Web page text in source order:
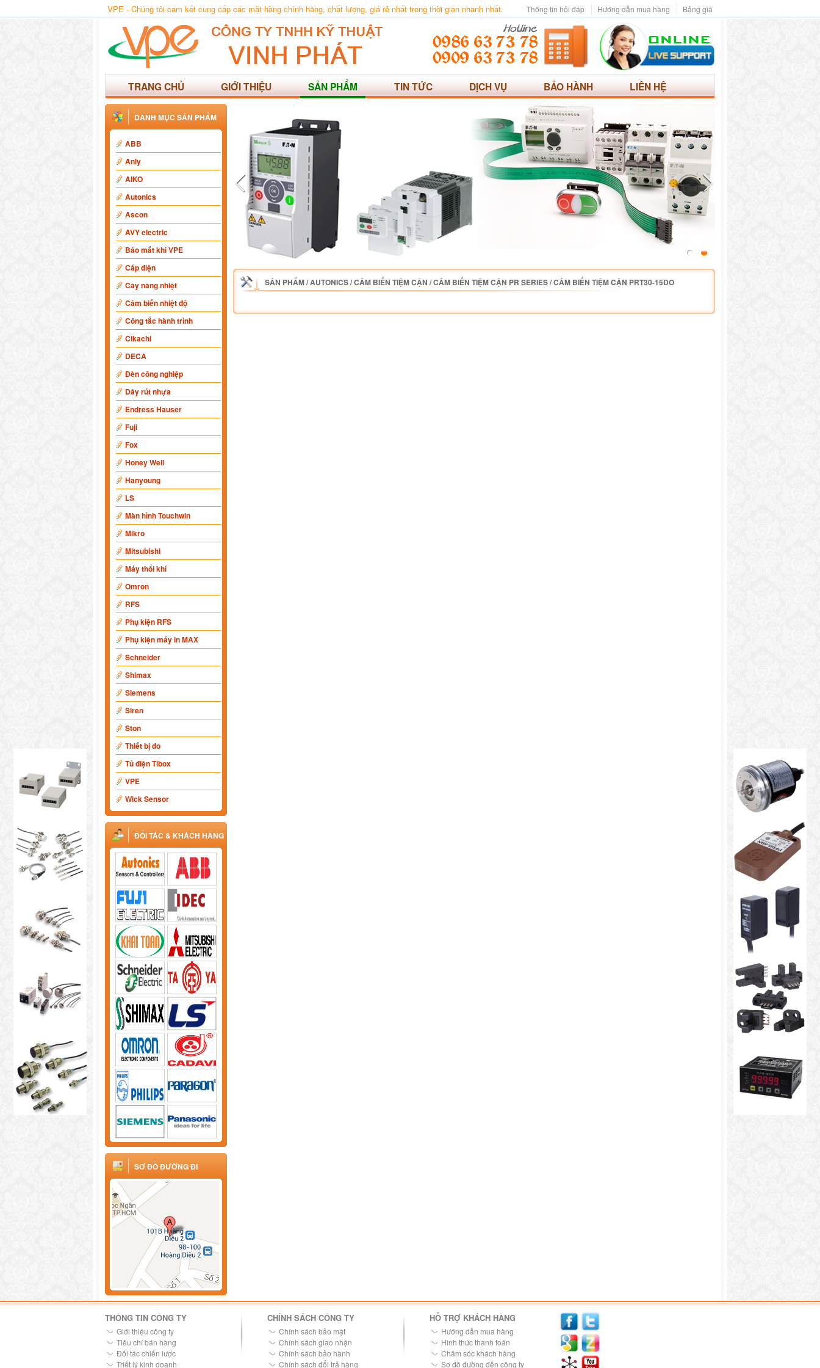
VPE - Chúng tôi cam kết cung cấp các mặt hàng chính hãng, chất lượng, giá rẻ nhất trong thời gian nhanh nhất. Bảng giá
Hướng dẫn mua hàng
Thông tin hỏi đáp
TRANG CHỦ GIỚI THIỆU SẢN PHẨM TIN TỨC DỊCH VỤ BẢO HÀNH LIÊN HỆ
DANH MỤC SẢN PHẨM
ABB
Anly
AIKO
Autonics
Ascon
AVY electric
Báo mất khí VPE
Cáp điện
Cây nâng nhiệt
Cảm biến nhiệt độ
Công tắc hành trình
Cikachi
DECA
Đèn công nghiệp
Dây rút nhựa
Endress Hauser
Fuji
Fox
Honey Well
Hanyoung
LS
Màn hình Touchwin
Mikro
Mitsubishi
Máy thổi khí
Omron
RFS
Phụ kiện RFS
Phụ kiện máy in MAX
Schneider
Shimax
Siemens
Siren
Ston
Thiết bị đo
Tủ điện Tibox
VPE
Wick Sensor
ĐỐI TÁC & KHÁCH HÀNG
SƠ ĐỒ ĐƯỜNG ĐI
SẢN PHẨM/AUTONICS/CẢM BIẾN TIỆM CẬN /CẢM BIẾN TIỆM CẬN PR SERIES/CẢM BIẾN TIỆM CẬN PRT30-15DO
THÔNG TIN CÔNG TY
Giới thiệu công ty
Tiêu chí bán hàng
Đối tác chiến lược
Triết lý kinh doanh
CHÍNH SÁCH CÔNG TY
Chính sách bảo mật
Chính sách giao nhận
Chính sách bảo hành
Chính sách đổi trả hàng
HỖ TRỢ KHÁCH HÀNG
Hướng dẫn mua hàng
Hình thức thanh toán
Chăm sóc khách hàng
Sơ đồ đường đến công ty